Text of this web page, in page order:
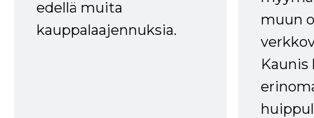
edellä muita
kauppalaajennuksia.
muun
Kaunis